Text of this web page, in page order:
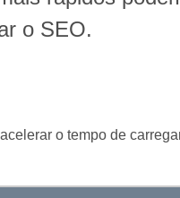
o SEO.
o tempo de